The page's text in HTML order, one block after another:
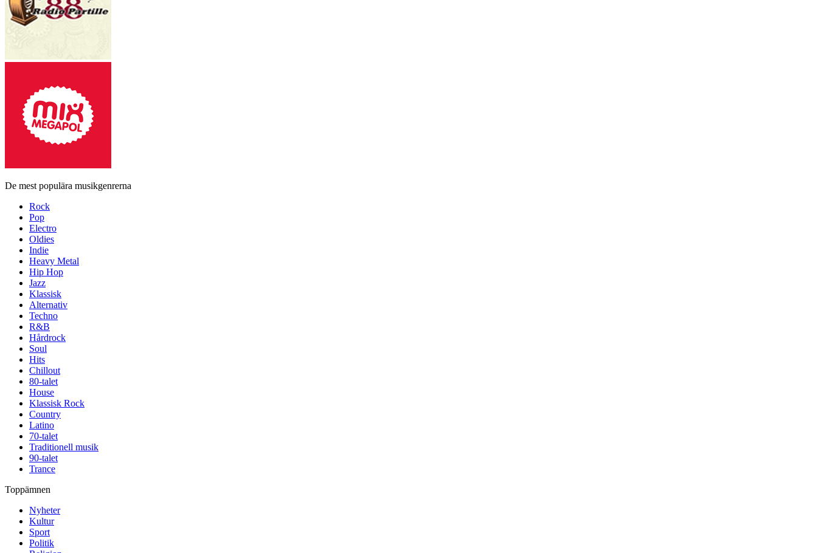
De mest populära musikgenrerna
Rock
Pop
Electro
Oldies
Indie
Heavy Metal
Hip Hop
Jazz
Klassisk
Alternativ
Techno
R&B
Hårdrock
Soul
Hits
Chillout
80-talet
House
Klassisk Rock
Country
Latino
70-talet
Traditionell musik
90-talet
Trance
Toppämnen
Nyheter
Kultur
Sport
Politik